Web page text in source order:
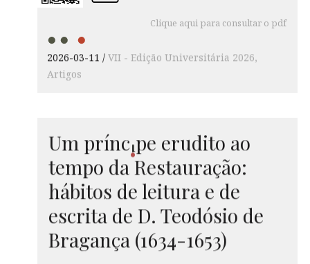
Clique aqui para consultar o pdf
2026-03-11
VII - Edição Universitária 2026
Artigos
Um príncipe erudito ao
tempo da Restauração:
hábitos de leitura e de
escrita de D. Teodósio de
Bragança (1634-1653)